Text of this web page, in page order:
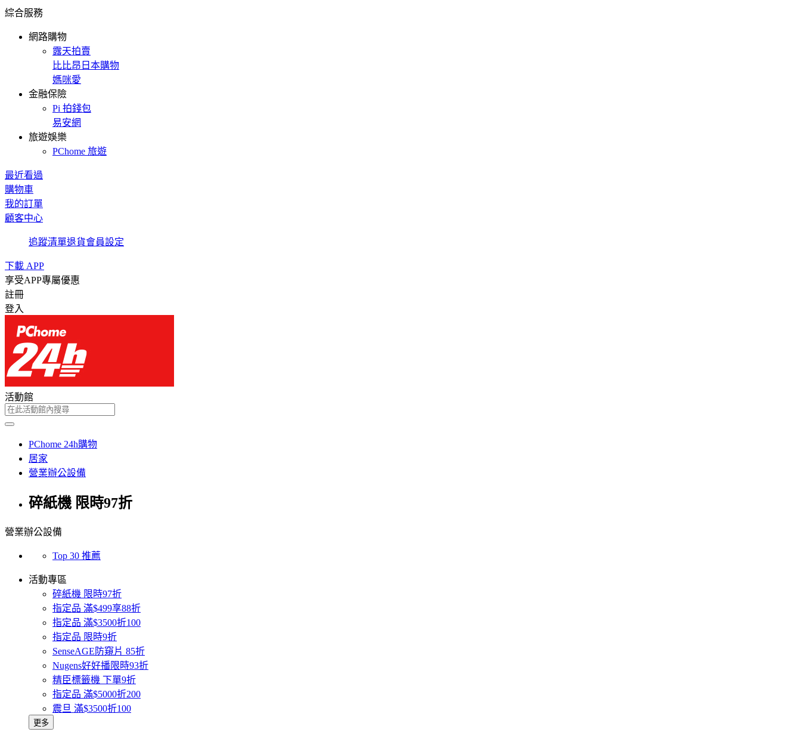
綜合服務
網路購物
露天拍賣
比比昂日本購物
媽咪愛
金融保險
Pi 拍錢包
易安網
旅遊娛樂
PChome 旅遊
最近看過
購物車
我的訂單
顧客中心
追蹤清單退貨會員設定
下載 APP
享受APP專屬優惠
註冊
登入
活動館
PChome 24h購物
居家
營業辦公設備
碎紙機 限時97折
營業辦公設備
Top 30 推薦
活動專區
碎紙機 限時97折
指定品 滿$499享88折
指定品 滿$3500折100
指定品 限時9折
SenseAGE防窺片 85折
Nugens好好播限時93折
精臣標籤機 下單9折
指定品 滿$5000折200
震旦 滿$3500折100
更多